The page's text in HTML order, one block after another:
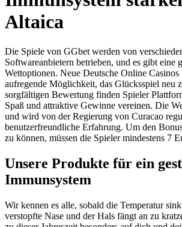
Altaica
Die Spiele von GGbet werden von
Softwareanbietern betrieben, und es gibt eine
Wettoptionen. Neue Deutsche Online Casinos
aufregende Möglichkeit, das Glücksspiel neu
sorgfältigen Bewertung finden Spieler
Spaß und attraktive Gewinne vereinen. Die
und wird von der Regierung von Curacao
benutzerfreundliche Erfahrung. Um den
zu können, müssen die Spieler mindestens 7
Unsere Produkte für ein
Immunsystem
Wir kennen es alle, sobald die Temperatur
verstopfte Nase und der Hals fängt an zu